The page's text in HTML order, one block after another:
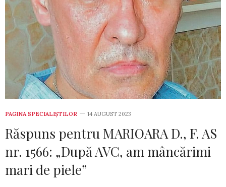
PAGINA SPECIALIȘTILOR 14 AUGUST 2023
Răspuns pentru MARIOARA D., F. AS
nr. 1566: „După AVC, am mâncărimi
mari de piele”